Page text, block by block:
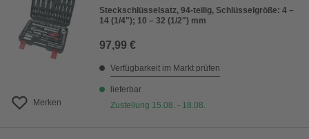
Merken
Steckschlüsselsatz, 94-teilig, Schlüsselgröße: 4 –
14 (1/4"); 10 – 32 (1/2") mm
97,99 €
Verfügbarkeit im Markt prüfen
lieferbar
Zustellung 15.08. - 18.08.